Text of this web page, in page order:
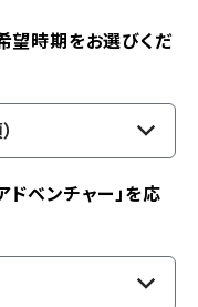
望時期をお選びくだ
ドベンチャー」を応